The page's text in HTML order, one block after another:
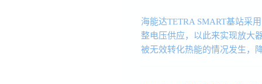
海能达TETRA SMART基站采
整电压供应，以此来实现放大
被无效转化热能的情况发生，